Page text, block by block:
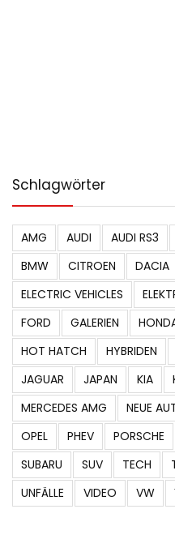
Schlagwörter
AMG AUDI AUDI RS3
BMW
CITROEN DACIA
ELECTRIC VEHICLES
FORD
GALERIEN
HOT HATCH
HYBRIDEN
JAGUAR
JAPAN KIA
MERCEDES AMG
NEUE
OPEL
PHEV PORSCHE
SUBARU
SUV TECH
UNFÄLLE
VIDEO VW